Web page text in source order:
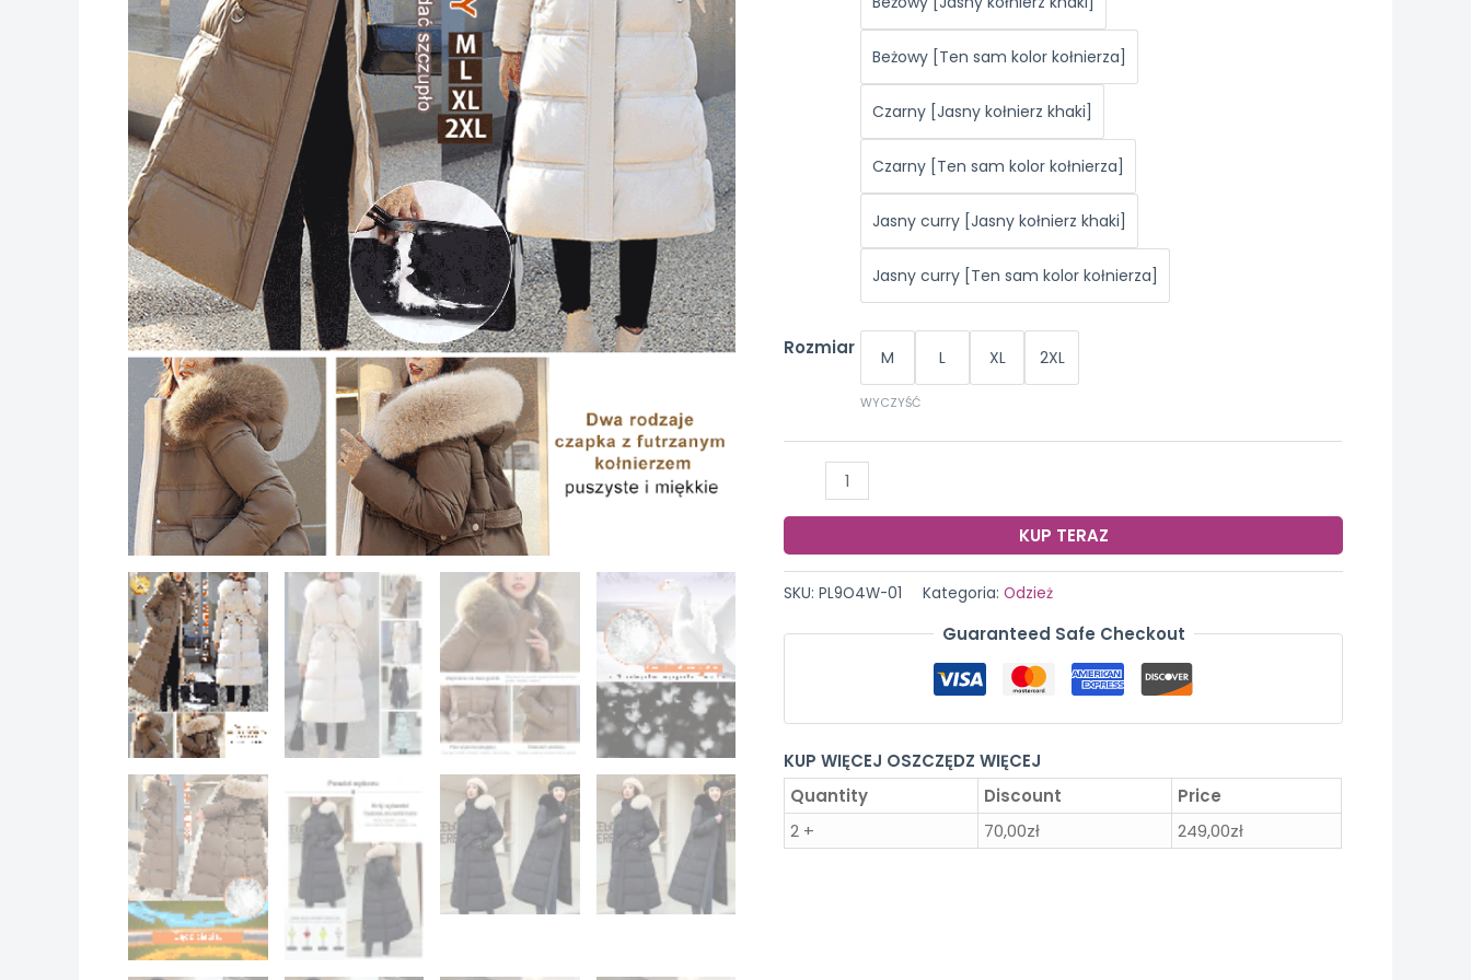
Beżowy [Ten sam kolor kołnierza]
Czarny [Jasny kołnierz khaki]
Czarny [Ten sam kolor kołnierza]
Jasny curry [Jasny kołnierz khaki]
Jasny curry [Ten sam kolor kołnierza]
Rozmiar M L XL 2XL
WYCZYŚĆ
Kurtki
KUP TERAZ
SKU:PL9O4W-01 Kategoria:Odzież
Guaranteed Safe Checkout
KUP WIĘCEJ OSZCZĘDZ WIĘCEJ
Quantity
Discount
Price
2 +
70,00zł 249,00zł